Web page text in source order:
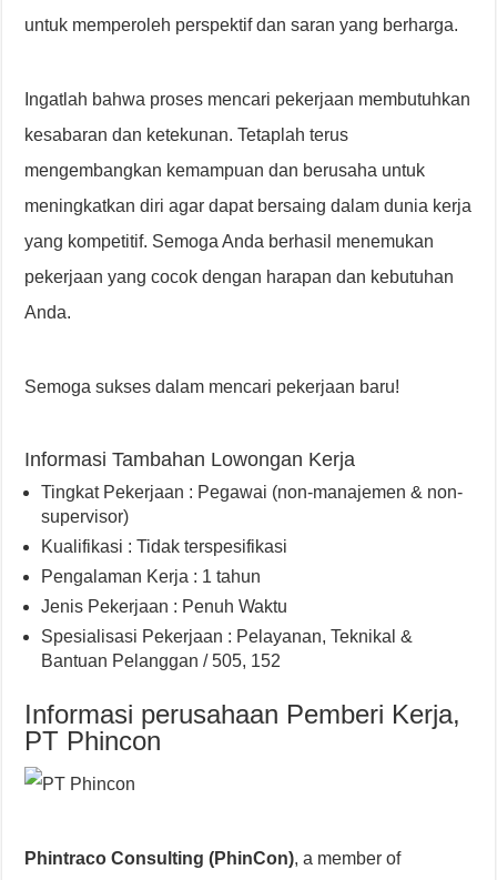
untuk memperoleh perspektif dan saran yang berharga.
Ingatlah bahwa proses mencari pekerjaan membutuhkan
kesabaran dan ketekunan. Tetaplah terus
mengembangkan kemampuan dan berusaha untuk
meningkatkan diri agar dapat bersaing dalam dunia kerja
yang kompetitif. Semoga Anda berhasil menemukan
pekerjaan yang cocok dengan harapan dan kebutuhan
Anda.
Semoga sukses dalam mencari pekerjaan baru!
Informasi Tambahan Lowongan Kerja
Tingkat Pekerjaan : Pegawai (non-manajemen & non-
supervisor)
Kualifikasi : Tidak terspesifikasi
Pengalaman Kerja : 1 tahun
Jenis Pekerjaan : Penuh Waktu
Spesialisasi Pekerjaan : Pelayanan, Teknikal &
Bantuan Pelanggan / 505, 152
Informasi perusahaan Pemberi Kerja,
PT Phincon
Phintraco Consulting (PhinCon), a member of